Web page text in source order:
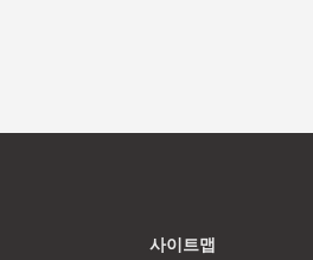
사이트맵